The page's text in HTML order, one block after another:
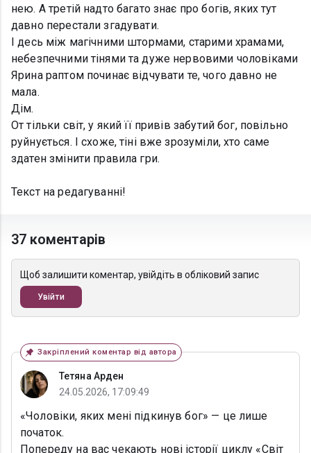
нею. А третій надто багато знає про богів, яких тут
давно перестали згадувати.
І десь між магічними штормами, старими храмами,
небезпечними тінями та дуже нервовими чоловіками
Ярина раптом починає відчувати те, чого давно не
мала.
Дім.
От тільки світ, у який її привів забутий бог, повільно
руйнується. І схоже, тіні вже зрозуміли, хто саме
здатен змінити правила гри.
Текст на редагуванні!
37 коментарів
Щоб залишити коментар, увійдіть в обліковий запис
Увійти
Закріплений коментар від автора
Тетяна Арден
24.05.2026, 17:09:49
«Чоловіки, яких мені підкинув бог» — це лише
початок.
Попереду на вас чекають нові історії циклу «Світ